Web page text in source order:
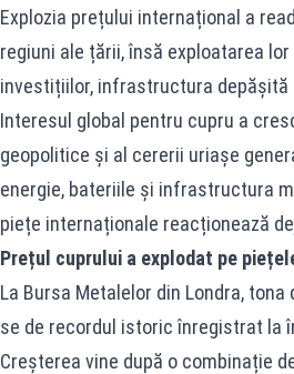
Explozia prețului internațional a
regiuni ale țării, însă exploatarea
investițiilor, infrastructura depășită
Interesul global pentru cupru a
geopolitice și al cererii uriașe
energie, bateriile și infrastructura
piețe internaționale reacționează
Prețul cuprului a explodat pe
La Bursa Metalelor din Londra,
se de recordul istoric înregistrat la
Creșterea vine după o combinație